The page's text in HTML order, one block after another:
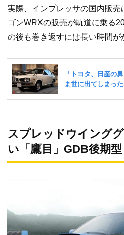
実際、インプレッサの国内販
ゴンWRXの販売が軌道に乗る
の後も巻き返すには長い時間が
スプレッドウイング
い「鷹目」GDB後期型